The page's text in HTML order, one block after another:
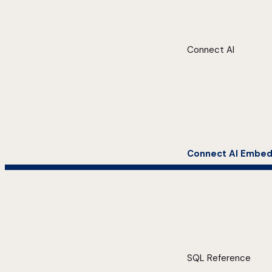
Connect AI
Connect AI Embed
SQL Reference